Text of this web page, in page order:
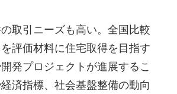
取引ニーズも高い。全国比較
評価材料に住宅取得を目指す
発プロジェクトが進展するこ
済指標、社会基盤整備の動向